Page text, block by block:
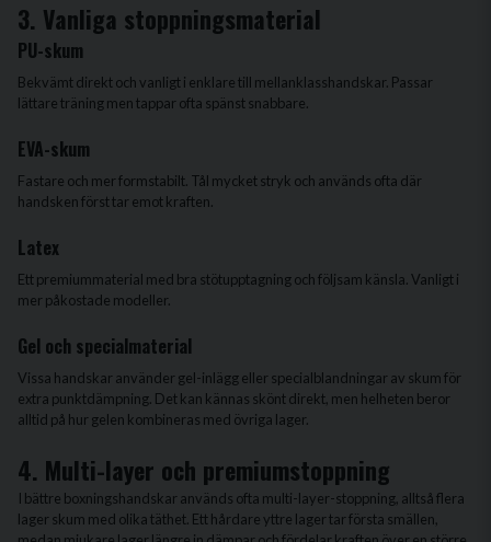
3. Vanliga stoppningsmaterial
PU-skum
Bekvämt direkt och vanligt i enklare till mellanklasshandskar. Passar
lättare träning men tappar ofta spänst snabbare.
EVA-skum
Fastare och mer formstabilt. Tål mycket stryk och används ofta där
handsken först tar emot kraften.
Latex
Ett premiummaterial med bra stötupptagning och följsam känsla. Vanligt i
mer påkostade modeller.
Gel och specialmaterial
Vissa handskar använder gel-inlägg eller specialblandningar av skum för
extra punktdämpning. Det kan kännas skönt direkt, men helheten beror
alltid på hur gelen kombineras med övriga lager.
4. Multi-layer och premiumstoppning
I bättre boxningshandskar används ofta multi-layer-stoppning, alltså flera
lager skum med olika täthet. Ett hårdare yttre lager tar första smällen,